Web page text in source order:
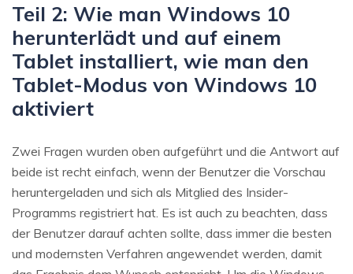
Teil 2: Wie man Windows 10
herunterlädt und auf einem
Tablet installiert, wie man den
Tablet-Modus von Windows 10
aktiviert
Zwei Fragen wurden oben aufgeführt und die Antwort auf
beide ist recht einfach, wenn der Benutzer die Vorschau
heruntergeladen und sich als Mitglied des Insider-
Programms registriert hat. Es ist auch zu beachten, dass
der Benutzer darauf achten sollte, dass immer die besten
und modernsten Verfahren angewendet werden, damit